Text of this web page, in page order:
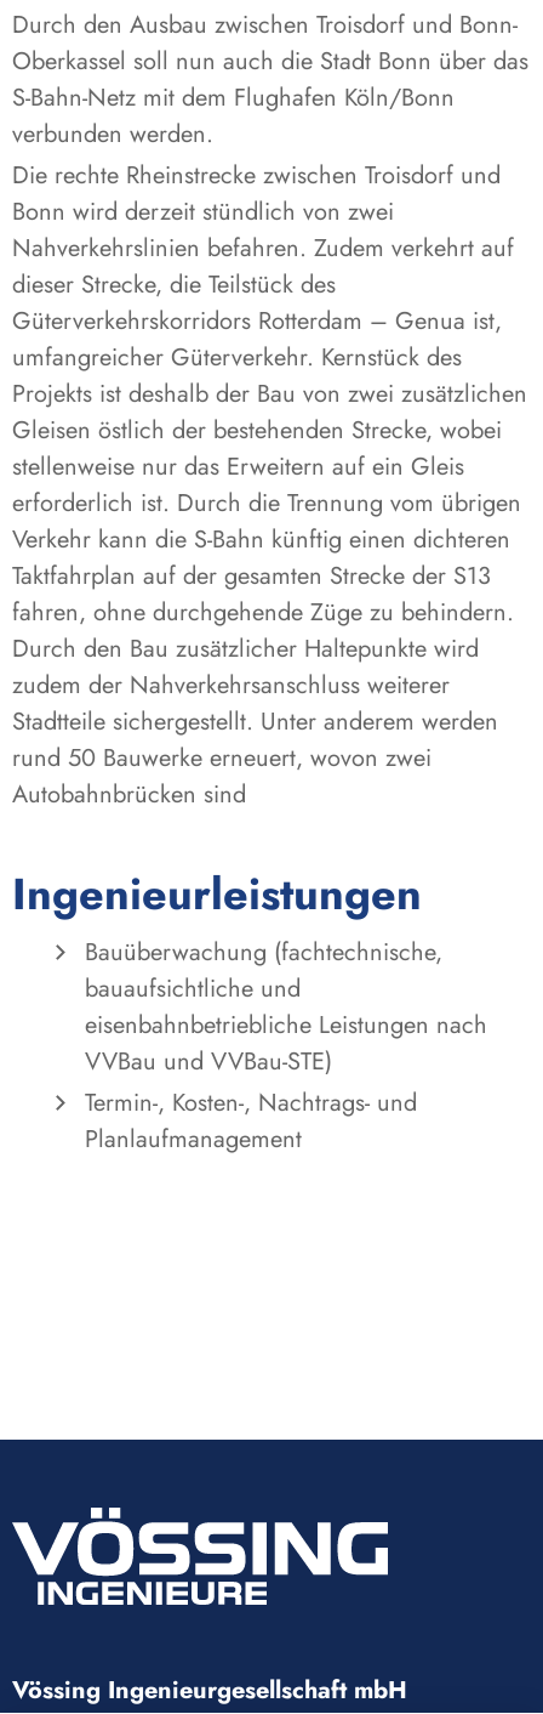
Durch den Ausbau zwischen Troisdorf und Bonn-
Oberkassel soll nun auch die Stadt Bonn über das
S-Bahn-Netz mit dem Flughafen Köln/Bonn
verbunden werden.
Die rechte Rheinstrecke zwischen Troisdorf und
Bonn wird derzeit stündlich von zwei
Nahverkehrslinien befahren. Zudem verkehrt auf
dieser Strecke, die Teilstück des
Güterverkehrskorridors Rotterdam – Genua ist,
umfangreicher Güterverkehr. Kernstück des
Projekts ist deshalb der Bau von zwei zusätzlichen
Gleisen östlich der bestehenden Strecke, wobei
stellenweise nur das Erweitern auf ein Gleis
erforderlich ist. Durch die Trennung vom übrigen
Verkehr kann die S-Bahn künftig einen dichteren
Taktfahrplan auf der gesamten Strecke der S13
fahren, ohne durchgehende Züge zu behindern.
Durch den Bau zusätzlicher Haltepunkte wird
zudem der Nahverkehrsanschluss weiterer
Stadtteile sichergestellt. Unter anderem werden
rund 50 Bauwerke erneuert, wovon zwei
Autobahnbrücken sind
Ingenieurleistungen
Bauüberwachung (fachtechnische,
bauaufsichtliche und
eisenbahnbetriebliche Leistungen nach
VVBau und VVBau-STE)
Termin-, Kosten-, Nachtrags- und
Planlaufmanagement
Vössing Ingenieurgesellschaft mbH